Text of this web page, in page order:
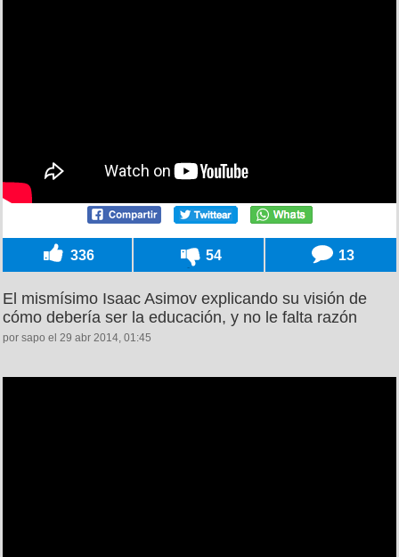
336 54 13
El mismísimo Isaac Asimov explicando su visión de
cómo debería ser la educación, y no le falta razón
por sapo el 29 abr 2014, 01:45